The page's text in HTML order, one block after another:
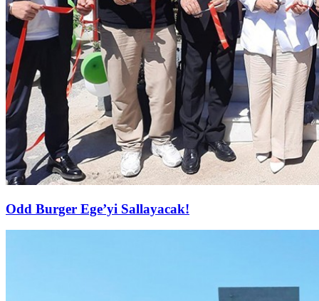
Odd Burger Ege’yi Sallayacak!